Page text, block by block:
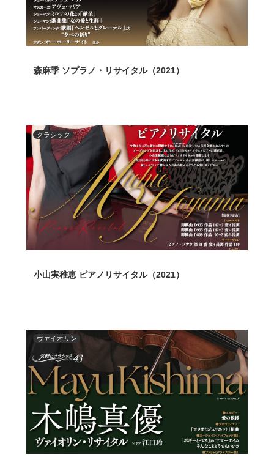
森麻季 ソプラノ・リサイタル（2021）
クラシック
小山実稚恵 ピアノリサイタル（2021）
ヴァイオリン